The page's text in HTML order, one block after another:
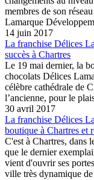
membres de son
Lamarque
14 juin 2017
La franchise Délices
succès à Chartres
Le 19 mai dernier, la
chocolats Délices
célèbre cathédrale de
l’ancienne, pour le
30 avril 2017
La franchise Délices
boutique à Chartres et
C'est à Chartres, dans
que le dernier
vient d'ouvrir ses
ville très dynamique